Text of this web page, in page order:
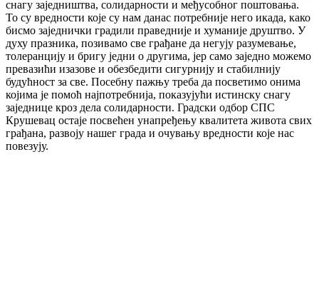
снагу заједништва, солидарности и међусобног поштовања.
То су вредности које су нам данас потребније него икада, како
бисмо заједнички градили праведније и хуманије друштво. У
духу празника, позивамо све грађане да негују разумевање,
толеранцију и бригу једни о другима, јер само заједно можемо
превазићи изазове и обезбедити сигурнију и стабилнију
будућност за све. Посебну пажњу треба да посветимо онима
којима је помоћ најпотребнија, показујући истинску снагу
заједнице кроз дела солидарности. Градски одбор СПС
Крушевац остаје посвећен унапређењу квалитета живота свих
грађана, развоју нашег града и очувању вредности које нас
повезују.